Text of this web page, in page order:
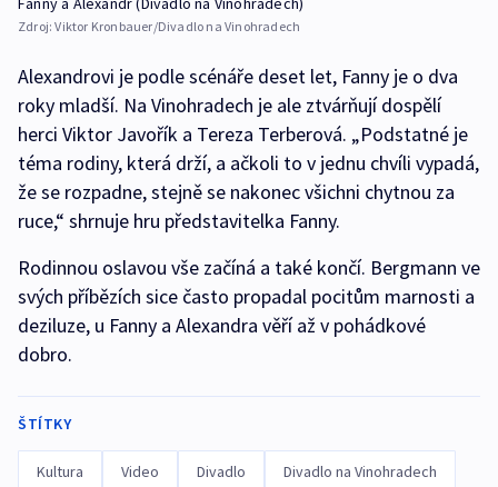
Zdroj:Viktor Kronbauer/Divadlo na Vinohradech
Alexandrovi je podle scénáře deset let, Fanny je o dva
roky mladší. Na Vinohradech je ale ztvárňují dospělí
herci Viktor Javořík a Tereza Terberová. „Podstatné je
téma rodiny, která drží, a ačkoli to v jednu chvíli vypadá,
že se rozpadne, stejně se nakonec všichni chytnou za
ruce,“ shrnuje hru představitelka Fanny.
Rodinnou oslavou vše začíná a také končí. Bergmann ve
svých příbězích sice často propadal pocitům marnosti a
deziluze, u Fanny a Alexandra věří až v pohádkové
dobro.
ŠTÍTKY
Kultura Video Divadlo Divadlo na Vinohradech